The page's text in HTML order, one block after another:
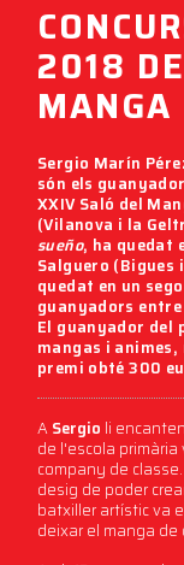
2018
MANGA
Sergio Marín
són els
XXIV Saló del
(Vilanova i la
sueño, ha quedat
Salguero (Bigues
quedat en un
guanyadors
El guanyador del
mangas i
premi obté 300
ASergio li
de l'escola
company de
desig de poder
batxiller artístic va
deixar el manga de